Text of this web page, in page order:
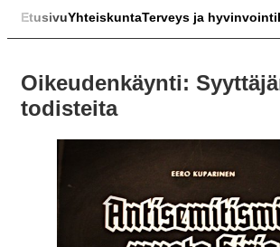
EtusivuYhteiskuntaTerveys ja hyvinvointi
Oikeudenkäynti:
todisteita